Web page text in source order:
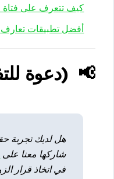
كيف تتعرف على فتاة
أفضل تطبيقات
📢 (دعوة
هل لديك تجربة
شاركها معنا على
في اتخاذ قرار